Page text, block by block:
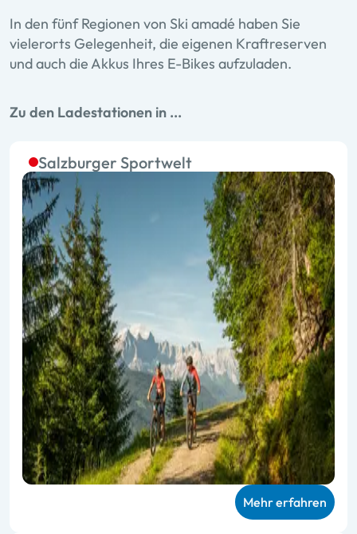
In den fünf Regionen von Ski amadé haben Sie
vielerorts Gelegenheit, die eigenen Kraftreserven
und auch die Akkus Ihres E-Bikes aufzuladen.
Zu den Ladestationen in ...
Salzburger Sportwelt
Mehr erfahren